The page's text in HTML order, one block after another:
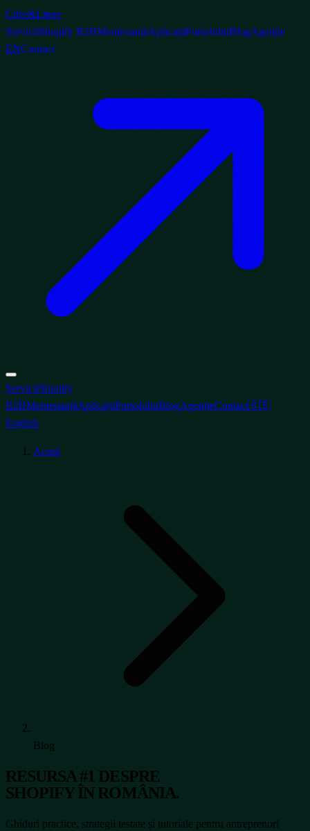
Cifre&Litere
ServiciiShopify B2BMentenanțăAplicațiiPortofoliuBlogAgenție
ENContact
ServiciiShopify
B2BMentenanțăAplicațiiPortofoliuBlogAgențieContact🇬🇧
English
Acasă
Blog
RESURSA #1 DESPRE
SHOPIFY ÎN ROMÂNIA.
Ghiduri practice, strategii testate și tutoriale pentru antreprenori